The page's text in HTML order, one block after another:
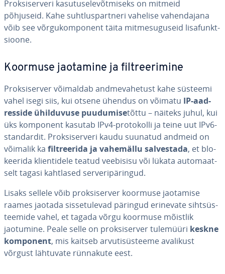
Prok­si­ser­veri ka­su­tuse­le­võt­miseks on mitmeid
põhjuseid. Kahe suht­lus­part­neri vahelise va­hen­da­jana
võib see võr­gu­kom­po­nent täita mit­me­su­gu­seid li­sa­funkt­
sioone.
Koormuse jaotamine ja filt­ree­ri­mine
Prok­si­ser­ver võimaldab and­me­va­he­tust kahe süsteemi
vahel isegi siis, kui otsene ühendus on võimatu IP-aad­
res­side ühil­du­vuse puudumisetõttu – näiteks juhul, kui
üks komponent kasutab IPv4-pro­to­kolli ja teine uut IPv6-
stan­dar­dit. Prok­si­ser­veri kaudu suunatud andmeid on
võimalik ka filt­ree­rida ja vahemällu sal­ves­tada, et blo­
kee­rida klien­ti­dele teatud veebisisu või lükata au­to­maat­
selt tagasi kahtlased ser­ve­ri­pä­rin­gud.
Lisaks sellele võib prok­si­ser­ver koormuse jaotamise
raames jaotada sis­se­tu­le­vad päringud erinevate siht­süs­
teemide vahel, et tagada võrgu koormuse mõistlik
jaotumine. Peale selle on prok­si­ser­ver tulemüüri keskne
komponent, mis kaitseb ar­vu­ti­süs­teeme avalikust
võrgust lähtuvate rünnakute eest.